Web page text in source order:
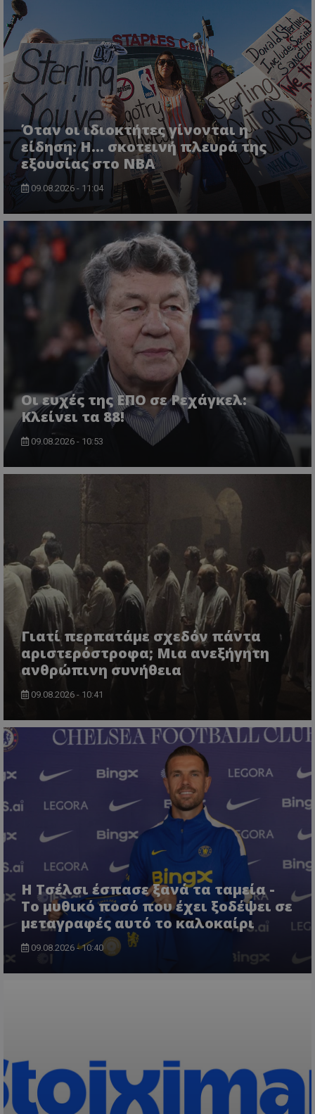
Όταν οι ιδιοκτήτες γίνονται η
είδηση: Η… σκοτεινή πλευρά της
εξουσίας στο NBA
09.08.2026 - 11:04
Οι ευχές της ΕΠΟ σε Ρεχάγκελ:
Κλείνει τα 88!
09.08.2026 - 10:53
Γιατί περπατάμε σχεδόν πάντα
αριστερόστροφα; Μια ανεξήγητη
ανθρώπινη συνήθεια
09.08.2026 - 10:41
Η Τσέλσι έσπασε ξανά τα ταμεία -
Το μυθικό ποσό που έχει ξοδέψει σε
μεταγραφές αυτό το καλοκαίρι
09.08.2026 - 10:40